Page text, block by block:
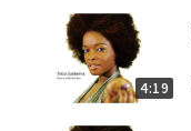
4:19